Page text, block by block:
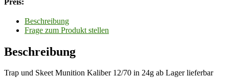
Preis:
Beschreibung
Frage zum Produkt stellen
Beschreibung
Trap und Skeet Munition Kaliber 12/70 in 24g ab Lager lieferbar